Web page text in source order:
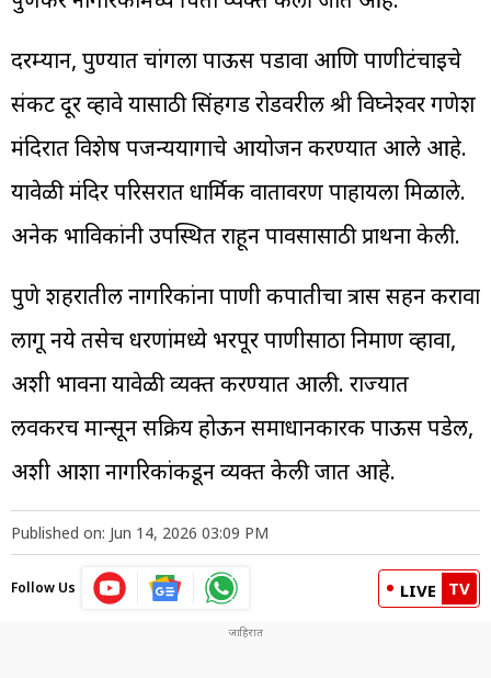
दरम्यान, पुण्यात चांगला पाऊस पडावा आणि पाणीटंचाईचे
संकट दूर व्हावे यासाठी सिंहगड रोडवरील श्री विघ्नेश्वर गणेश
मंदिरात विशेष पर्जन्ययागाचे आयोजन करण्यात आले आहे.
यावेळी मंदिर परिसरात धार्मिक वातावरण पाहायला मिळाले.
अनेक भाविकांनी उपस्थित राहून पावसासाठी प्रार्थना केली.
पुणे शहरातील नागरिकांना पाणी कपातीचा त्रास सहन करावा
लागू नये तसेच धरणांमध्ये भरपूर पाणीसाठा निर्माण व्हावा,
अशी भावना यावेळी व्यक्त करण्यात आली. राज्यात
लवकरच मान्सून सक्रिय होऊन समाधानकारक पाऊस पडेल,
अशी आशा नागरिकांकडून व्यक्त केली जात आहे.
Published on: Jun 14, 2026 03:09 PM
Follow Us LIVE TV